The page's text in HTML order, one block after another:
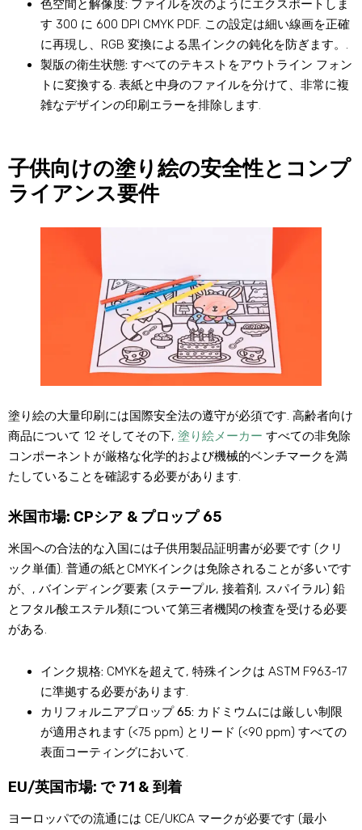
色空間と解像度: ファイルを次のようにエクスポートしま
す 300 に 600 DPI CMYK PDF. この設定は細い線画を正確
に再現し、RGB 変換による黒インクの鈍化を防ぎます。.
製版の衛生状態: すべてのテキストをアウトライン フォン
トに変換する. 表紙と中身のファイルを分けて、非常に複
雑なデザインの印刷エラーを排除します.
子供向けの塗り絵の安全性とコンプ
ライアンス要件
塗り絵の大量印刷には国際安全法の遵守が必須です. 高齢者向け
商品について 12 そしてその下, 塗り絵メーカー すべての非免除
コンポーネントが厳格な化学的および機械的ベンチマークを満
たしていることを確認する必要があります.
米国市場: CPシア & プロップ 65
米国への合法的な入国には子供用製品証明書が必要です (クリ
ック単価). 普通の紙とCMYKインクは免除されることが多いです
が、, バインディング要素 (ステープル, 接着剤, スパイラル) 鉛
とフタル酸エステル類について第三者機関の検査を受ける必要
がある.
インク規格: CMYKを超えて, 特殊インクは ASTM F963-17
に準拠する必要があります.
カリフォルニアプロップ 65: カドミウムには厳しい制限
が適用されます (<75 ppm) とリード (<90 ppm) すべての
表面コーティングにおいて.
EU/英国市場: で 71 & 到着
ヨーロッパでの流通には CE/UKCA マークが必要です (最小